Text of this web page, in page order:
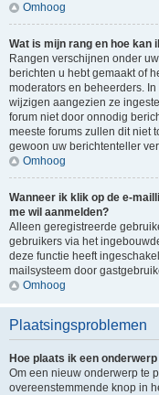
Omhoog
Wat is mijn rang en hoe kan
Rangen verschijnen onder
berichten u hebt gemaakt of
moderators en beheerders.
wijzigen aangezien ze
forum niet door onnodig
meeste forums zullen dit niet
gewoon uw berichtenteller
Omhoog
Wanneer ik klik op de e-
me wil aanmelden?
Alleen geregistreerde
gebruikers via het
deze functie heeft
mailsysteem door
Omhoog
Plaatsingsproblemen
Hoe plaats ik een
Om een nieuw onderwerp te
overeenstemmende knop in